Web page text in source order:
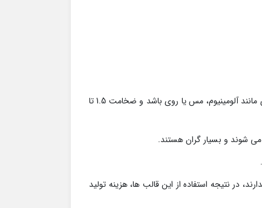
به روش دایکست تولید می شوند، یعنی قطعاتی که جنس آن ها فلزی مانند آلومینیوم، مس یا روی باشد و ضخامت 1.5 تا
شوند و بسیار گران هستند.
در نتیجه استفاده از این قالب ها، هزینه تولید